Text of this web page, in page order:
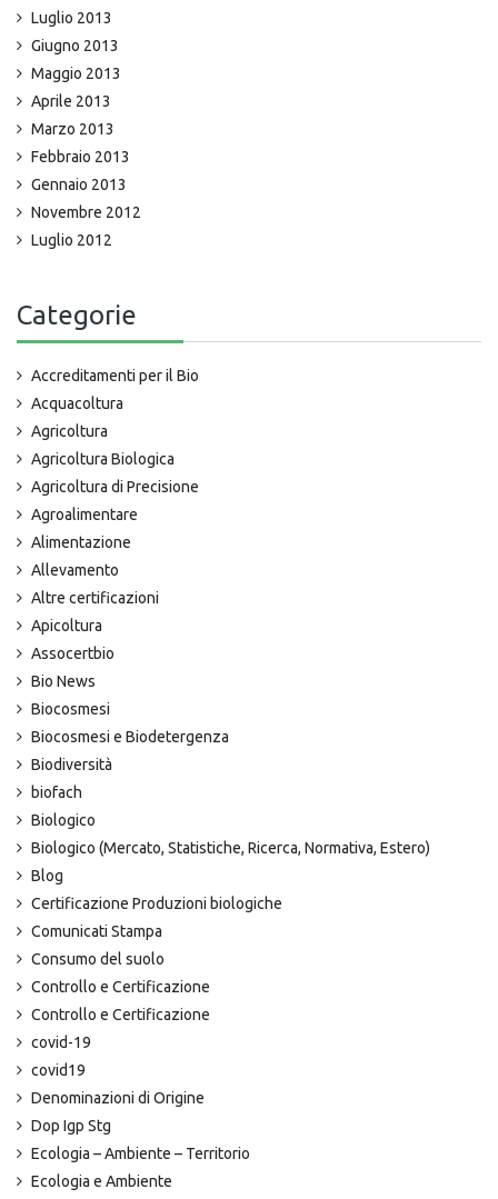
Luglio 2013
Giugno 2013
Maggio 2013
Aprile 2013
Marzo 2013
Febbraio 2013
Gennaio 2013
Novembre 2012
Luglio 2012
Categorie
Accreditamenti per il Bio
Acquacoltura
Agricoltura
Agricoltura Biologica
Agricoltura di Precisione
Agroalimentare
Alimentazione
Allevamento
Altre certificazioni
Apicoltura
Assocertbio
Bio News
Biocosmesi
Biocosmesi e Biodetergenza
Biodiversità
biofach
Biologico
Biologico (Mercato, Statistiche, Ricerca, Normativa, Estero)
Blog
Certificazione Produzioni biologiche
Comunicati Stampa
Consumo del suolo
Controllo e Certificazione
Controllo e Certificazione
covid-19
covid19
Denominazioni di Origine
Dop Igp Stg
Ecologia – Ambiente – Territorio
Ecologia e Ambiente